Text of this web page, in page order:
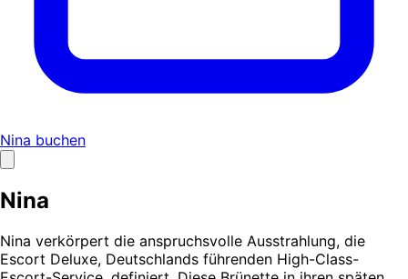
Nina buchen
Nina
Nina verkörpert die anspruchsvolle Ausstrahlung, die
Escort Deluxe, Deutschlands führenden High-Class-